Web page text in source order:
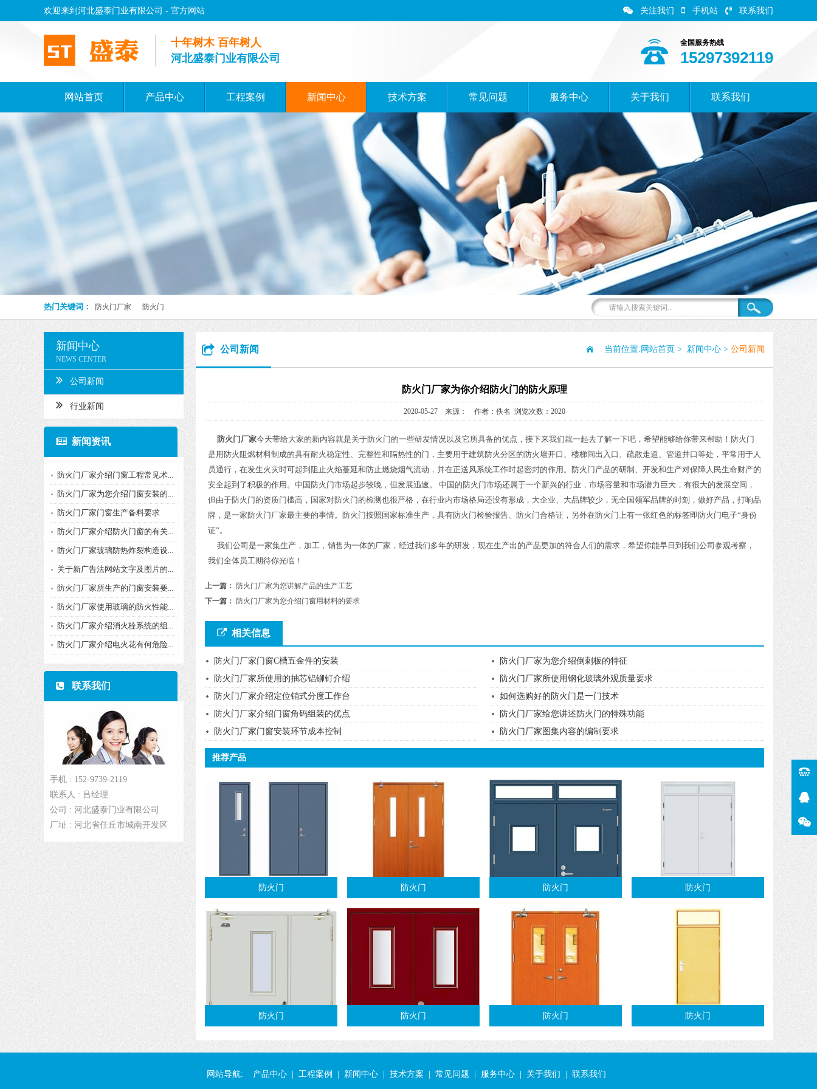
欢迎来到河北盛泰门业有限公司 - 官方网站 关注我们 手机站 联系我们
全国服务热线
15297392119
十年树木 百年树人
河北盛泰门业有限公司
网站首页 产品中心 工程案例 新闻中心 技术方案 常见问题 服务中心 关于我们 联系我们
热门关键词： 防火门厂家 防火门
新闻中心
NEWS CENTER
公司新闻
行业新闻
新闻资讯
防火门厂家介绍门窗工程常见术...
防火门厂家为您介绍门窗安装的...
防火门厂家门窗生产备料要求
防火门厂家介绍防火门窗的有关...
防火门厂家玻璃防热炸裂构造设...
关于新广告法网站文字及图片的...
防火门厂家所生产的门窗安装要...
防火门厂家使用玻璃的防火性能...
防火门厂家介绍消火栓系统的组...
防火门厂家介绍电火花有何危险...
联系我们
手机 : 152-9739-2119
联系人 : 吕经理
公司 : 河北盛泰门业有限公司
厂址 : 河北省任丘市城南开发区
公司新闻 当前位置: 网站首页 > 新闻中心 > 公司新闻
防火门厂家为你介绍防火门的防火原理
2020-05-27 来源： 作者：佚名 浏览次数：2020
防火门厂家今天带给大家的新内容就是关于防火门的一些研发情况以及它所具备的优点，接下来我们就一起去了解一下吧，希望能够给你带来帮助！防火门
是用防火阻燃材料制成的具有耐火稳定性、完整性和隔热性的门，主要用于建筑防火分区的防火墙开口、楼梯间出入口、疏散走道、管道井口等处，平常用于人
员通行，在发生火灾时可起到阻止火焰蔓延和防止燃烧烟气流动，并在正送风系统工作时起密封的作用。防火门产品的研制、开发和生产对保障人民生命财产的
安全起到了积极的作用。中国防火门市场起步较晚，但发展迅速。 中国的防火门市场还属于一个新兴的行业，市场容量和市场潜力巨大，有很大的发展空间，
但由于防火门的资质门槛高，国家对防火门的检测也很严格，在行业内市场格局还没有形成，大企业、大品牌较少，无全国领军品牌的时刻，做好产品，打响品
牌，是一家防火门厂家最主要的事情。防火门按照国家标准生产，具有防火门检验报告、防火门合格证，另外在防火门上有一张红色的标签即防火门电子“身份
证”。
我们公司是一家集生产，加工，销售为一体的厂家，经过我们多年的研发，现在生产出的产品更加的符合人们的需求，希望你能早日到我们公司参观考察，
我们全体员工期待你光临！
上一篇：
防火门厂家为您讲解产品的生产工艺
下一篇：
防火门厂家为您介绍门窗用材料的要求
相关信息
防火门厂家门窗C槽五金件的安装
防火门厂家为您介绍倒刺板的特征
防火门厂家所使用的抽芯铝铆钉介绍
防火门厂家所使用钢化玻璃外观质量要求
防火门厂家介绍定位销式分度工作台
如何选购好的防火门是一门技术
防火门厂家介绍门窗角码组装的优点
防火门厂家给您讲述防火门的特殊功能
防火门厂家门窗安装环节成本控制
防火门厂家图集内容的编制要求
推荐产品
防火门 防火门 防火门 防火门
防火门 防火门 防火门 防火门
网站导航: 产品中心 工程案例 新闻中心 技术方案 常见问题 服务中心 关于我们 联系我们